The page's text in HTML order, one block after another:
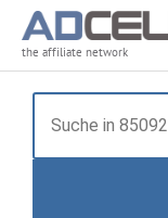
the affiliate network